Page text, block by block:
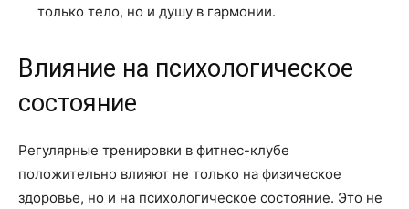
только тело, но и душу в гармонии.
Влияние на психологическое
состояние
Регулярные тренировки в фитнес-клубе
положительно влияют не только на физическое
здоровье, но и на психологическое состояние. Это не